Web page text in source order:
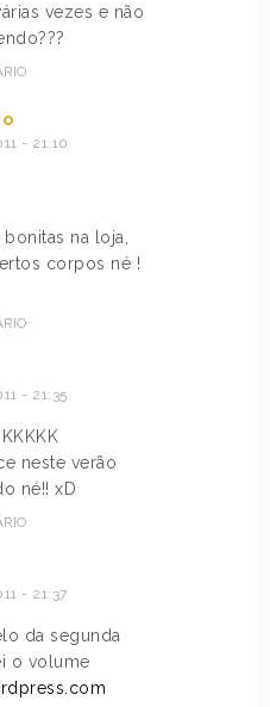
vezes e não
- 21:10
na loja,
corpos né !
- 21:35
neste verão
né!! xD
- 21:37
da segunda
o volume